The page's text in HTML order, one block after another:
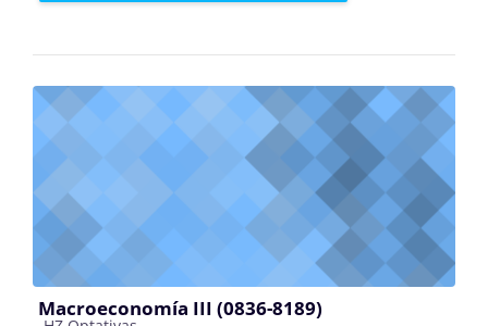
Macroeconomía III (0836-8189)